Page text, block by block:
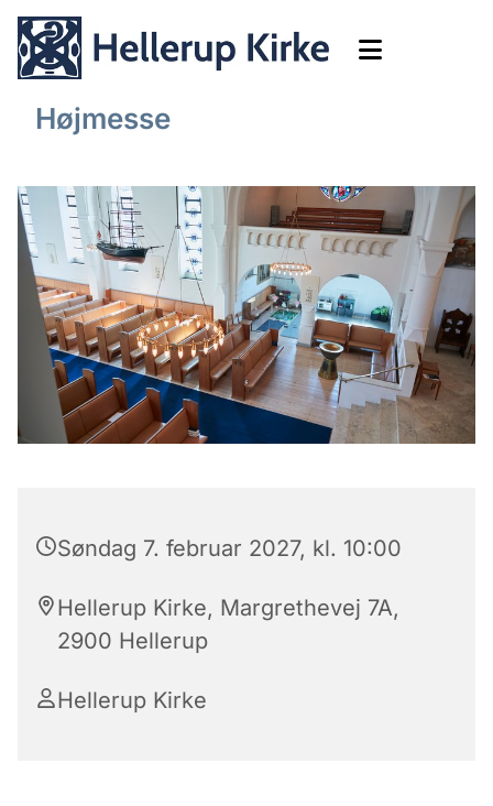
Højmesse
Søndag 7. februar 2027, kl. 10:00
Hellerup Kirke, Margrethevej 7A,
2900 Hellerup
Hellerup Kirke